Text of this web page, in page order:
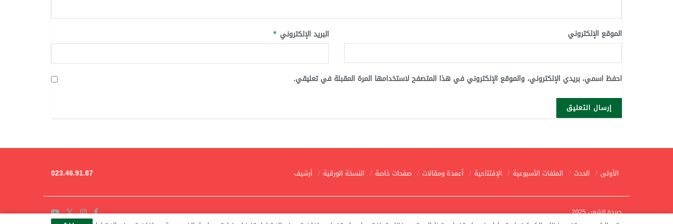
البريد الإلكتروني * الموقع الإلكتروني
احفظ اسمي، بريدي الإلكتروني، والموقع الإلكتروني في هذا المتصفح لاستخدامها المرة المقبلة في تعليقي.
الأولى الحدث الملفات الأسبوعية الإفتتاحية أعمدة ومقالات صفحات خاصة النسخة الورقية أرشيف 023.46.91.87
جريدة الشعب 2025